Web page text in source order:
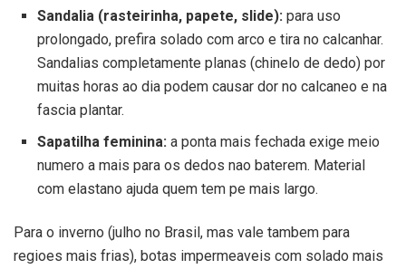
Sandalia (rasteirinha, papete, slide): para uso
prolongado, prefira solado com arco e tira no calcanhar.
Sandalias completamente planas (chinelo de dedo) por
muitas horas ao dia podem causar dor no calcaneo e na
fascia plantar.
Sapatilha feminina: a ponta mais fechada exige meio
numero a mais para os dedos nao baterem. Material
com elastano ajuda quem tem pe mais largo.
Para o inverno (julho no Brasil, mas vale tambem para
regioes mais frias), botas impermeaveis com solado mais